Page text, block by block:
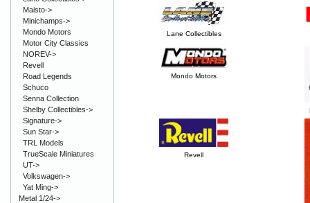
Lane Collectibles
Mondo Motors
Revell
Maisto->
Minichamps->
Mondo Motors
Motor City Classics
NOREV->
Revell
Road Legends
Schuco
Senna Collection
Shelby Collectibles->
Signature->
Sun Star->
TRL Models
TrueScale Miniatures
UT->
Volkswagen->
Yat Ming->
Metal 1/24->